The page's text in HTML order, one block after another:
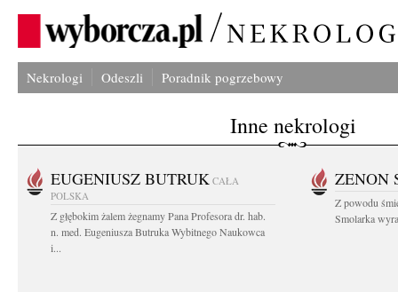
Nekrologi Odeszli Poradnik pogrzebowy
Inne nekrologi
EUGENIUSZ BUTRUK CAŁA
POLSKA
Z głębokim żalem żegnamy Pana Profesora dr. hab.
n. med. Eugeniusza Butruka Wybitnego Naukowca
i...
ZENON
Z powodu
Smolarka